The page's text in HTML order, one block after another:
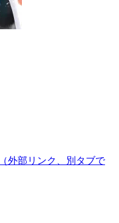
（外部リンク、別タブで